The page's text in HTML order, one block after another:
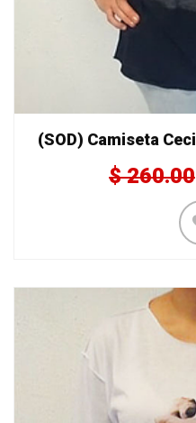
(SOD) Camiseta
$260.00